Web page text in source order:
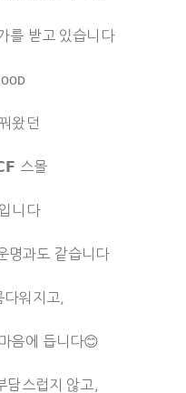
를 받고 있습니다
왔던
스몰
니다
명과도 같습니다
워지고,
음에 듭니다😊
스럽지 않고,